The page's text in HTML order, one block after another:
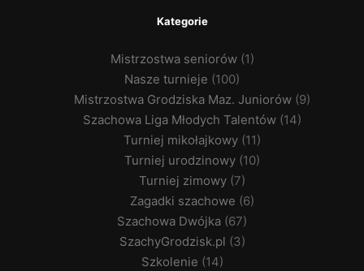
Kategorie
Mistrzostwa seniorów(1)
Nasze turnieje (100)
Mistrzostwa Grodziska Maz. Juniorów (9)
Szachowa Liga Młodych Talentów (14)
Turniej mikołajkowy (11)
Turniej urodzinowy (10)
Turniej zimowy (7)
Zagadki szachowe (6)
Szachowa Dwójka (67)
SzachyGrodzisk.pl (3)
Szkolenie (14)